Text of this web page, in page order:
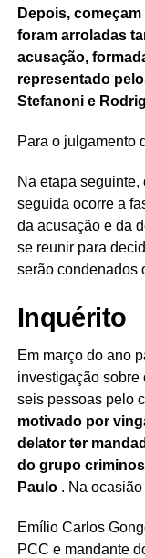
Depois,
foram arroladas
acusação,
representado
Stefanoni e
Para o julgamento
Na etapa seguinte,
seguida ocorre a
da acusação e da
se reunir para
serão condenados
Inquérito
Em março do ano
investigação sobre
seis pessoas pelo
motivado por
delator ter
do grupo
Paulo. Na ocasião
Emílio Carlos
PCC e mandante